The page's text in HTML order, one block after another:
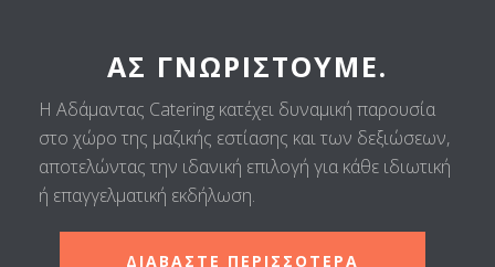
ΑΣ ΓΝΩΡΙΣΤΟΎΜΕ.
Η Αδάμαντας Catering κατέχει δυναμική παρουσία
στο χώρο της μαζικής εστίασης και των δεξιώσεων,
αποτελώντας την ιδανική επιλογή για κάθε ιδιωτική
ή επαγγελματική εκδήλωση.
ΔΙΑΒΑΣΤΕ ΠΕΡΙΣΣΟΤΕΡΑ